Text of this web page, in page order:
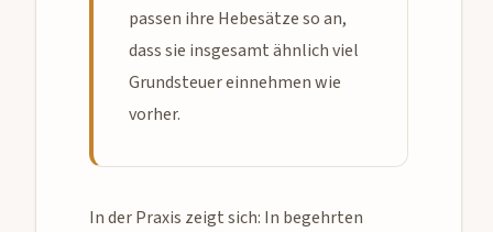
passen ihre Hebesätze so an,
dass sie insgesamt ähnlich viel
Grundsteuer einnehmen wie
vorher.
In der Praxis zeigt sich: In begehrten